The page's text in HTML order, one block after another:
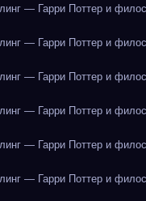
— Гарри Поттер и
— Гарри Поттер и
— Гарри Поттер и
— Гарри Поттер и
— Гарри Поттер и
— Гарри Поттер и